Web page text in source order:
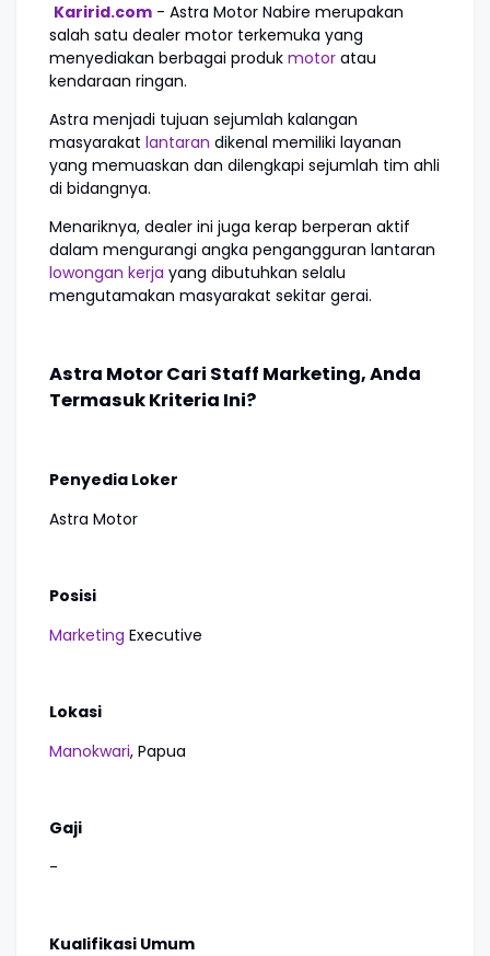
Karirid.com - Astra Motor Nabire merupakan
salah satu dealer motor terkemuka yang
menyediakan berbagai produk motor atau
kendaraan ringan.
Astra menjadi tujuan sejumlah kalangan
masyarakat lantaran dikenal memiliki layanan
yang memuaskan dan dilengkapi sejumlah tim ahli
di bidangnya.
Menariknya, dealer ini juga kerap berperan aktif
dalam mengurangi angka pengangguran lantaran
lowongan kerja yang dibutuhkan selalu
mengutamakan masyarakat sekitar gerai.
Astra Motor Cari Staff Marketing, Anda
Termasuk Kriteria Ini?
Penyedia Loker
Astra Motor
Posisi
Marketing Executive
Lokasi
Manokwari, Papua
Gaji
-
Kualifikasi Umum